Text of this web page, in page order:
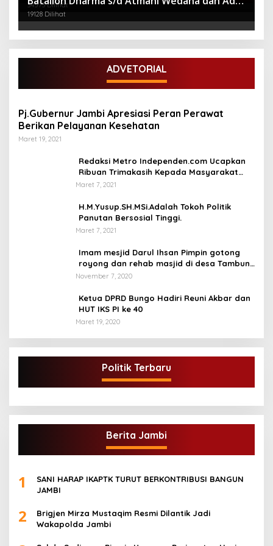
Gubernuran
34573 Dilihat
Pradana
19128 Dilihat
ADVETORIAL
Pj.Gubernur Jambi Apresiasi Peran Perawat
Berikan Pelayanan Kesehatan
Maret 19, 2021
Redaksi Metro Independen.com Ucapkan
Ribuan Trimakasih Kepada Masyarakat
Pengunjung Dan Pembaca.
Maret 7, 2021
H.M.Yusup.SH.MSi.Adalah Tokoh Politik
Panutan Bersosial Tinggi.
Maret 7, 2021
Imam mesjid Darul Ihsan Pimpin gotong
royong dan rehab masjid di desa Tambun
Arang Kecamatan Sumay, kabupaten tebo
November 7, 2020
Ketua DPRD Bungo Hadiri Reuni Akbar dan
HUT IKS PI ke 40
Maret 19, 2020
Politik Terbaru
Berita Jambi
1
SANI HARAP IKAPTK TURUT BERKONTRIBUSI BANGUN
JAMBI
2
Brigjen Mirza Mustaqim Resmi Dilantik Jadi
Wakapolda Jambi